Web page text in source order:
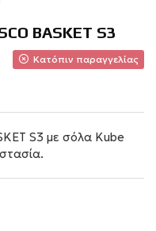
BASKET S3
Κατόπιν παραγγελίας
S3 με σόλα Kube